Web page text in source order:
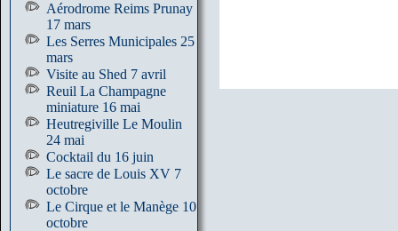
Aérodrome Reims Prunay
17 mars
Les Serres Municipales 25
mars
Visite au Shed 7 avril
Reuil La Champagne
miniature 16 mai
Heutregiville Le Moulin
24 mai
Cocktail du 16 juin
Le sacre de Louis XV 7
octobre
Le Cirque et le Manège 10
octobre